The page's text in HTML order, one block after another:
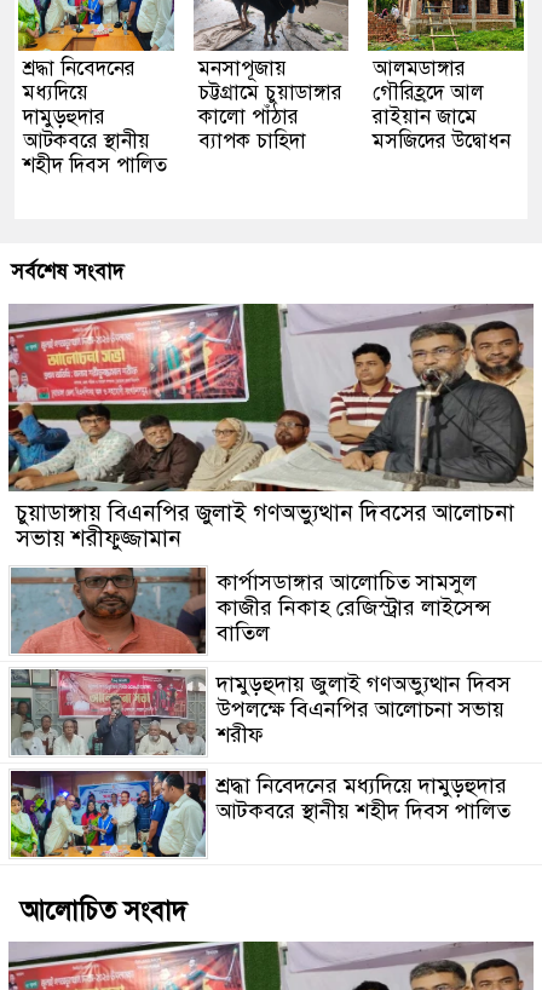
শ্রদ্ধা নিবেদনের
মধ্যদিয়ে
দামুড়হুদার
আটকবরে স্থানীয়
শহীদ দিবস পালিত
মনসাপূজায়
চট্টগ্রামে চুয়াডাঙ্গার
কালো পাঁঠার
ব্যাপক চাহিদা
আলমডাঙ্গার
গৌরিহ্রদে আল
রাইয়ান জামে
মসজিদের উদ্বোধন
সর্বশেষ সংবাদ
চুয়াডাঙ্গায় বিএনপির জুলাই গণঅভ্যুত্থান দিবসের আলোচনা
সভায় শরীফুজ্জামান
কার্পাসডাঙ্গার আলোচিত সামসুল
কাজীর নিকাহ রেজিস্ট্রার লাইসেন্স
বাতিল
দামুড়হুদায় জুলাই গণঅভ্যুত্থান দিবস
উপলক্ষে বিএনপির আলোচনা সভায়
শরীফ
শ্রদ্ধা নিবেদনের মধ্যদিয়ে দামুড়হুদার
আটকবরে স্থানীয় শহীদ দিবস পালিত
আলোচিত সংবাদ